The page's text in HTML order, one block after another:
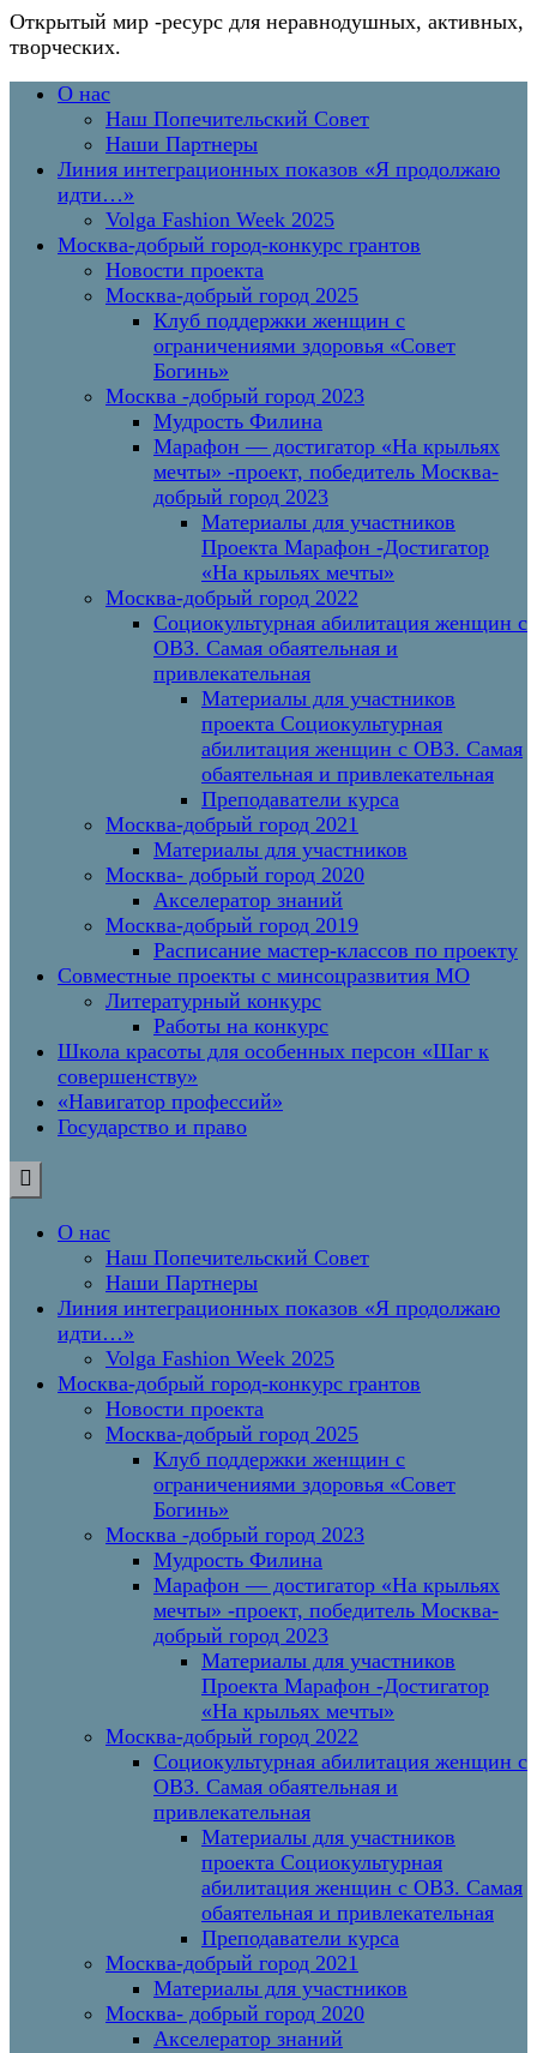
Открытый мир -ресурс для неравнодушных, активных,
творческих.
Перейти
содержимому
Основное
О нас
Наш Попечительский Совет
Наши Партнеры
Линия интеграционных показов «Я продолжаю
идти…»
Volga Fashion Week 2025
Москва-добрый город-конкурс грантов
Новости проекта
Москва-добрый город 2025
Клуб поддержки женщин с
ограничениями здоровья «Совет
Богинь»
Москва -добрый город 2023
Мудрость Филина
Марафон — достигатор «На крыльях
мечты» -проект, победитель Москва-
добрый город 2023
Материалы для участников
Проекта Марафон -Достигатор
«На крыльях мечты»
Москва-добрый город 2022
Социокультурная абилитация женщин с
ОВЗ. Самая обаятельная и
привлекательная
Материалы для участников
проекта Социокультурная
абилитация женщин с ОВЗ. Самая
обаятельная и привлекательная
Преподаватели курса
Москва-добрый город 2021
Материалы для участников
Москва- добрый город 2020
Акселератор знаний
Москва-добрый город 2019
Расписание мастер-классов по проекту
Совместные проекты с минсоцразвития МО
Литературный конкурс
Работы на конкурс
Школа красоты для особенных персон «Шаг к
совершенству»
«Навигатор профессий»
Государство и право
О нас
Наш Попечительский Совет
Наши Партнеры
Линия интеграционных показов «Я продолжаю
идти…»
Volga Fashion Week 2025
Москва-добрый город-конкурс грантов
Новости проекта
Москва-добрый город 2025
Клуб поддержки женщин с
ограничениями здоровья «Совет
Богинь»
Москва -добрый город 2023
Мудрость Филина
Марафон — достигатор «На крыльях
мечты» -проект, победитель Москва-
добрый город 2023
Материалы для участников
Проекта Марафон -Достигатор
«На крыльях мечты»
Москва-добрый город 2022
Социокультурная абилитация женщин с
ОВЗ. Самая обаятельная и
привлекательная
Материалы для участников
проекта Социокультурная
абилитация женщин с ОВЗ. Самая
обаятельная и привлекательная
Преподаватели курса
Москва-добрый город 2021
Материалы для участников
Москва- добрый город 2020
Акселератор знаний